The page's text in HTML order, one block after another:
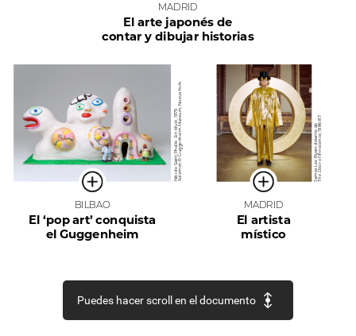
MADRID
El arte japonés de
contar y dibujar historias
BILBAO
El ‘popart’conquista
el Guggenheim
MADRID
El artista
místico
Niki
de
Saint
Phalle.
Sin
título,
1979.
Solomon
R.
Guggenheim
Museum,
Nueva
York.
James
Lee
Byars
delante
de
The
Door
of
Innocence,
1986-87.
Puedes hacer scroll en el documento